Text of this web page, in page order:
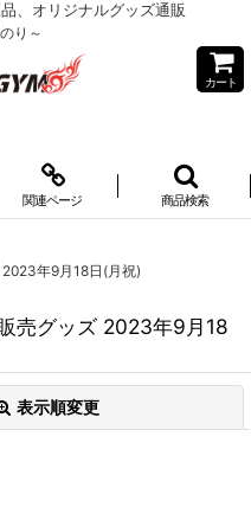
、オリジナルグッズ通販
り～
カート
関連ページ 商品検索
年9月18日(月祝)
売グッズ 2023年9月18
表示順変更